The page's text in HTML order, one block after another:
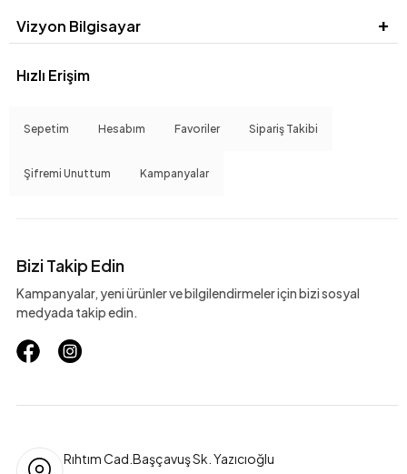
Vizyon Bilgisayar
Hızlı Erişim
Sepetim Hesabım Favoriler Sipariş Takibi
Şifremi Unuttum Kampanyalar
Bizi Takip Edin
Kampanyalar, yeni ürünler ve bilgilendirmeler için bizi sosyal
medyada takip edin.
Rıhtım Cad.Başçavuş Sk. Yazıcıoğlu